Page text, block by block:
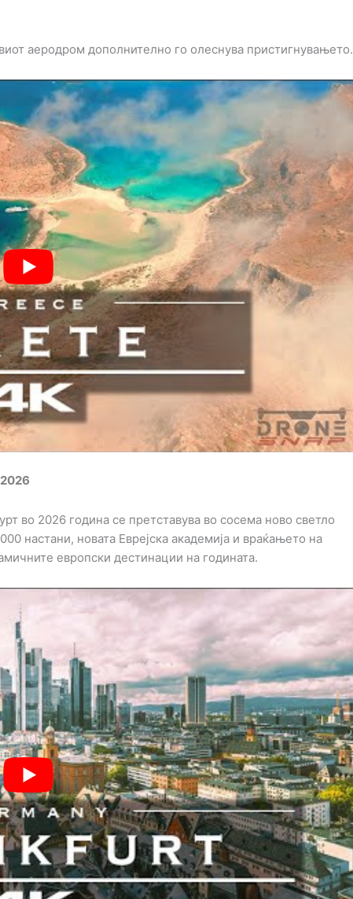
аеродром дополнително го олеснува пристигнувањето.
во 2026 година се претставува во сосема ново светло
настани, новата Еврејска академија и враќањето на
европски дестинации на годината.